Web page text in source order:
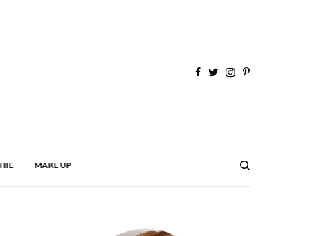
MAKE UP